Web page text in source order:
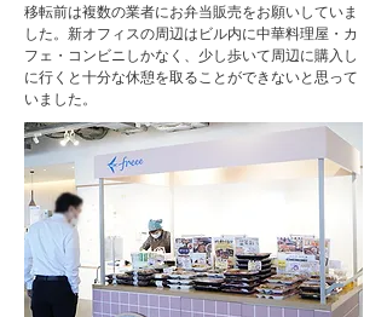
移転前は複数の業者にお弁当販売をお願いしていま
した。 新オフィスの周辺はビル内に中華料理屋・カ
フェ・コンビニしかなく、少し歩いて周辺に購入し
に行くと十分な休憩を取ることができないと思って
いました。